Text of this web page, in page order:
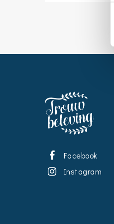
Facebook
Instagram